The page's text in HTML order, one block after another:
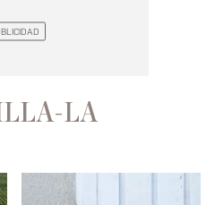
LA